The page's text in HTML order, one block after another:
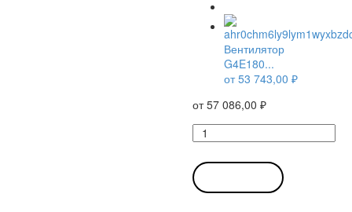
Вентилятор
G4E180...
от53 743,00 ₽
от57 086,00 ₽
Количество
товара
Вентилятор
G4E180-
GS11-